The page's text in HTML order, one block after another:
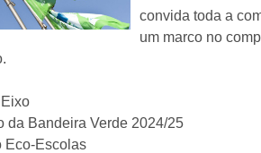
convida toda a
um marco no
da Bandeira Verde 2024/25
Eco-Escolas